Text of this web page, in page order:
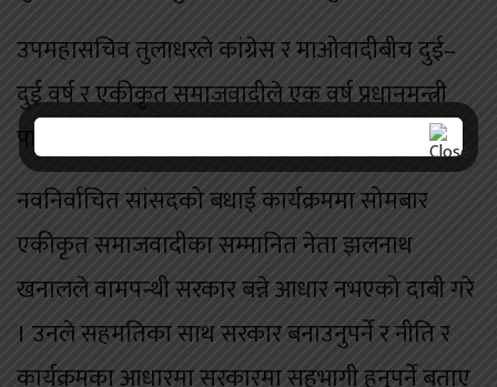
उपमहासचिव तुलाधरले कांग्रेस र माओवादीबीच दुई–
दुई वर्ष र एकीकृत समाजवादीले एक वर्ष प्रधानमन्त्री
पाउनुपर्ने आशय भने व्यक्त गरेका छन् ।
नवनिर्वाचित सांसदको बधाई कार्यक्रममा सोमबार
एकीकृत समाजवादीका सम्मानित नेता झलनाथ
खनालले वामपन्थी सरकार बन्ने आधार नभएको दाबी गरे
। उनले सहमतिका साथ सरकार बनाउनुपर्ने र नीति र
कार्यक्रमका आधारमा सरकारमा सहभागी हुनुपर्ने बताए